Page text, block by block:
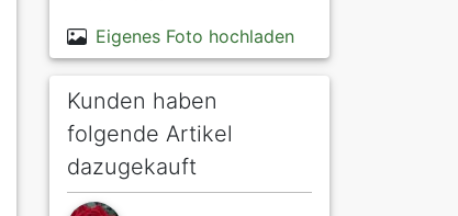
Eigenes Foto hochladen
Kunden haben
folgende Artikel
dazugekauft